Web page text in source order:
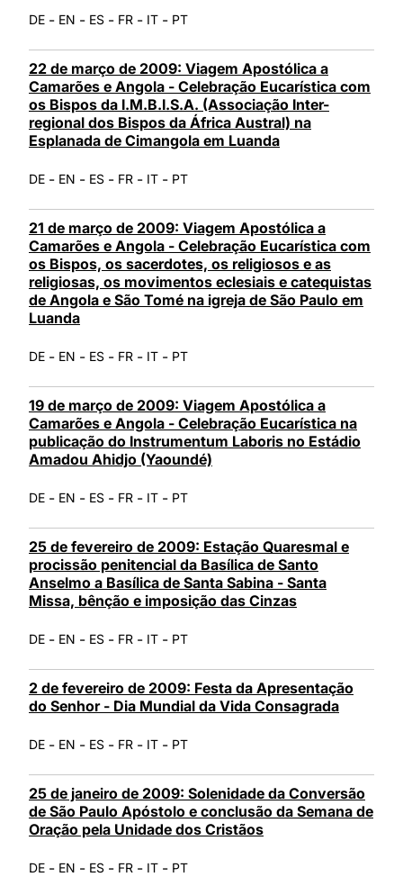
DE - EN - ES - FR - IT - PT
22 de março de 2009: Viagem Apostólica a
Camarões e Angola - Celebração Eucarística com
os Bispos da I.M.B.I.S.A. (Associação Inter-
regional dos Bispos da África Austral) na
Esplanada de Cimangola em Luanda
DE - EN - ES - FR - IT - PT
21 de março de 2009: Viagem Apostólica a
Camarões e Angola - Celebração Eucarística com
os Bispos, os sacerdotes, os religiosos e as
religiosas, os movimentos eclesiais e catequistas
de Angola e São Tomé na igreja de São Paulo em
Luanda
DE - EN - ES - FR - IT - PT
19 de março de 2009: Viagem Apostólica a
Camarões e Angola - Celebração Eucarística na
publicação do Instrumentum Laboris no Estádio
Amadou Ahidjo (Yaoundé)
DE - EN - ES - FR - IT - PT
25 de fevereiro de 2009: Estação Quaresmal e
procissão penitencial da Basílica de Santo
Anselmo a Basílica de Santa Sabina - Santa
Missa, bênção e imposição das Cinzas
DE - EN - ES - FR - IT - PT
2 de fevereiro de 2009: Festa da Apresentação
do Senhor - Dia Mundial da Vida Consagrada
DE - EN - ES - FR - IT - PT
25 de janeiro de 2009: Solenidade da Conversão
de São Paulo Apóstolo e conclusão da Semana de
Oração pela Unidade dos Cristãos
DE - EN - ES - FR - IT - PT